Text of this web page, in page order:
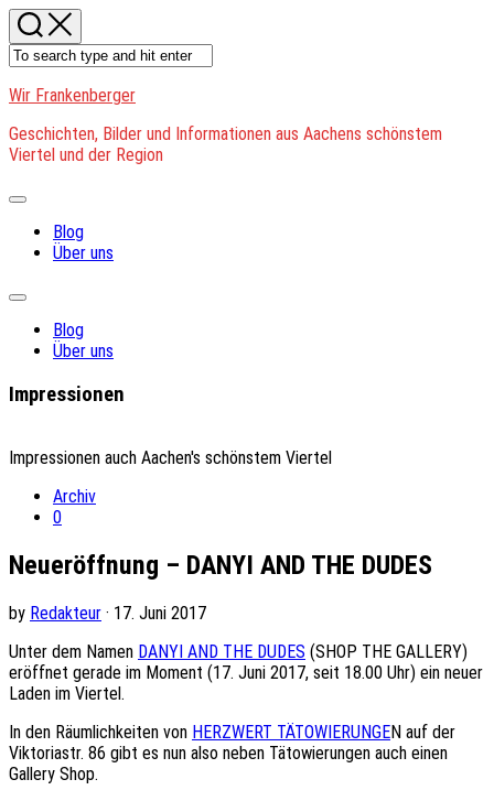
Skip
to
content
Wir Frankenberger
Geschichten, Bilder und Informationen aus Aachens schönstem
Viertel und der Region
Expand
Blog
Über uns
Expand
Blog
Über uns
Impressionen
Impressionen auch Aachen's schönstem Viertel
Archiv
0
Neueröffnung – DANYI AND THE DUDES
by Redakteur · 17. Juni 2017
Unter dem Namen DANYI AND THE DUDES (SHOP THE GALLERY)
eröffnet gerade im Moment (17. Juni 2017, seit 18.00 Uhr) ein neuer
Laden im Viertel.
In den Räumlichkeiten von HERZWERT TÄTOWIERUNGEN auf der
Viktoriastr. 86 gibt es nun also neben Tätowierungen auch einen
Gallery Shop.